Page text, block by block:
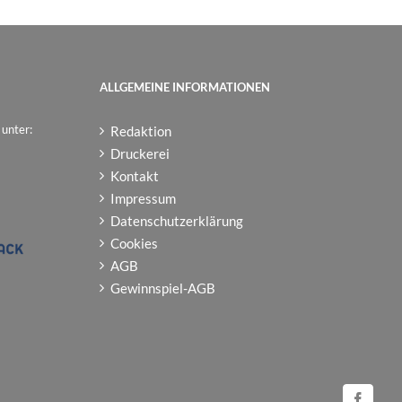
unter:
ALLGEMEINE INFORMATIONEN
Redaktion
Druckerei
Kontakt
Impressum
Datenschutzerklärung
Cookies
AGB
Gewinnspiel-AGB